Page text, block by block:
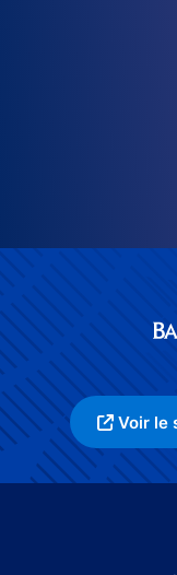
Voir le